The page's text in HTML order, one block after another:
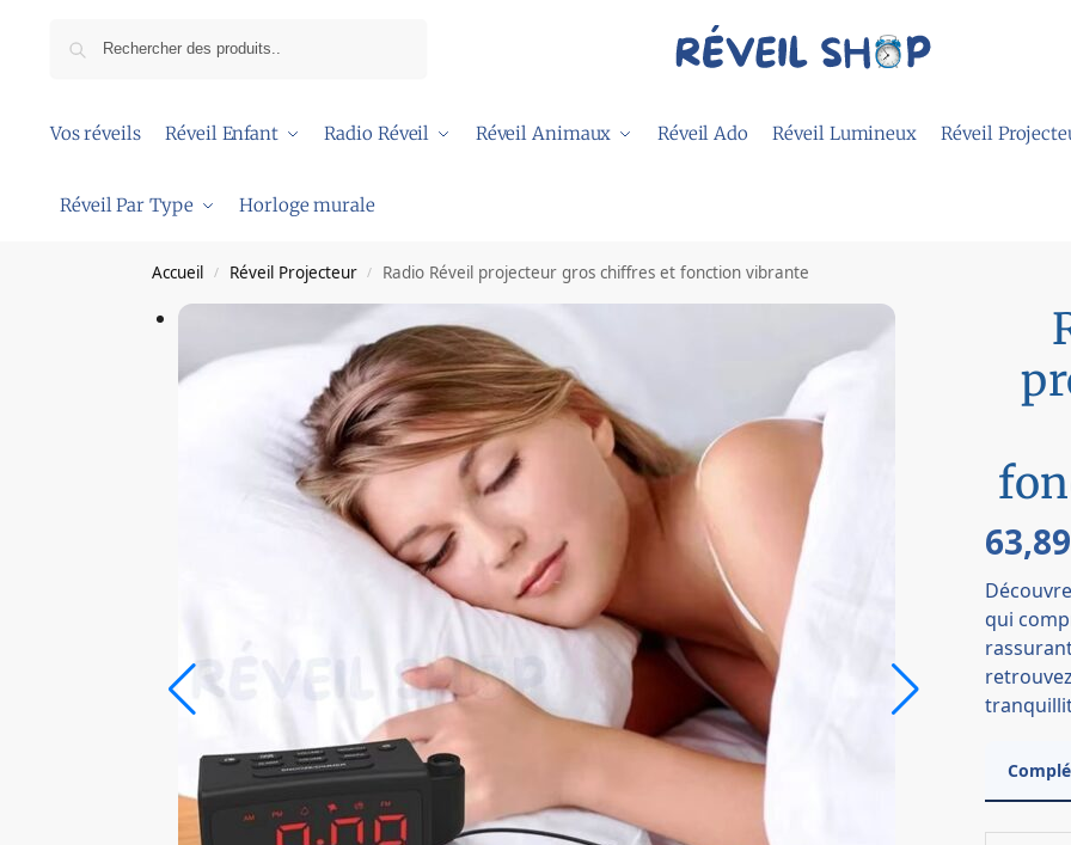
Vos réveils Réveil Enfant Radio Réveil Réveil Animaux Réveil Ado Réveil Lumineux Réveil
Réveil Par Type Horloge murale
Accueil / Réveil Projecteur / Radio Réveil projecteur gros chiffres et fonction vibrante
63,89
qui